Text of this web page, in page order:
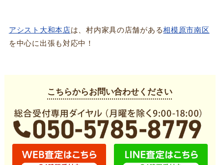
アシスト大和本店 は、村内家具の店舗がある相模原市南区
を中心に出張も対応中！
こちらからお問い合わせください